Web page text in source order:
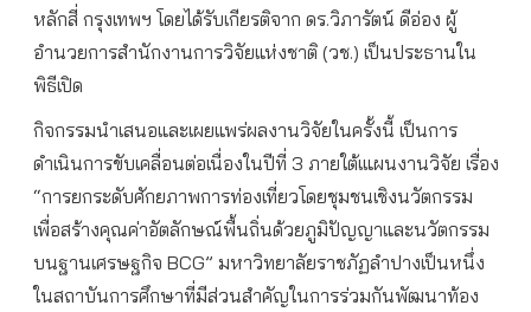
หลักสี่ กรุงเทพฯ โดยได้รับเกียรติจาก ดร.วิภารัตน์ ดีอ่อง ผู้
อำนวยการสำนักงานการวิจัยแห่งชาติ (วช.) เป็นประธานใน
พิธีเปิด
กิจกรรมนำเสนอและเผยแพร่ผลงานวิจัยในครั้งนี้ เป็นการ
ดำเนินการขับเคลื่อนต่อเนื่องในปีที่ 3 ภายใต้เแผนงานวิจัย เรื่อง
“การยกระดับศักยภาพการท่องเที่ยวโดยชุมชนเชิงนวัตกรรม
เพื่อสร้างคุณค่าอัตลักษณ์พื้นถิ่นด้วยภูมิปัญญาและนวัตกรรม
บนฐานเศรษฐกิจ BCG” มหาวิทยาลัยราชภัฏลำปางเป็นหนึ่ง
ในสถาบันการศึกษาที่มีส่วนสำคัญในการร่วมกันพัฒนาท้อง